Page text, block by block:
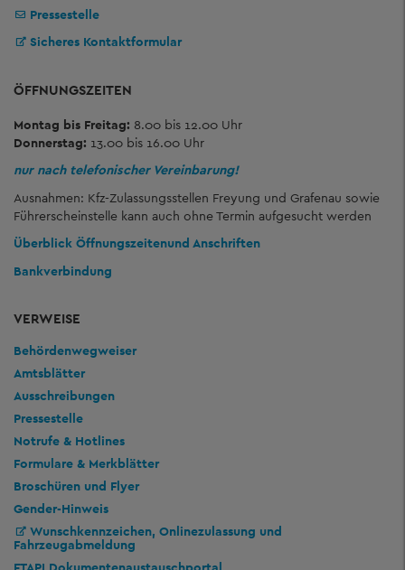
Pressestelle
Sicheres Kontaktformular
ÖFFNUNGSZEITEN
Montag bis Freitag: 8.00 bis 12.00 Uhr
Donnerstag: 13.00 bis 16.00 Uhr
nur nach telefonischer Vereinbarung!
Ausnahmen: Kfz-Zulassungsstellen Freyung und Grafenau sowie
Führerscheinstelle kann auch ohne Termin aufgesucht werden
Überblick Öffnungszeitenund Anschriften
Bankverbindung
VERWEISE
Behördenwegweiser
Amtsblätter
Ausschreibungen
Pressestelle
Notrufe & Hotlines
Formulare & Merkblätter
Broschüren und Flyer
Gender-Hinweis
Wunschkennzeichen, Onlinezulassung und
Fahrzeugabmeldung